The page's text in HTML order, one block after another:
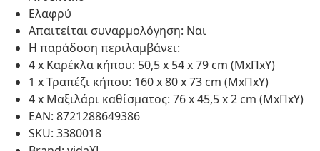
Ελαφρύ
Απαιτείται συναρμολόγηση: Ναι
Η παράδοση περιλαμβάνει:
4 x Καρέκλα κήπου: 50,5 x 54 x 79 cm (ΜxΠxΥ)
1 x Τραπέζι κήπου: 160 x 80 x 73 cm (ΜxΠxΥ)
4 x Μαξιλάρι καθίσματος: 76 x 45,5 x 2 cm (ΜxΠxΥ)
EAN: 8721288649386
SKU: 3380018